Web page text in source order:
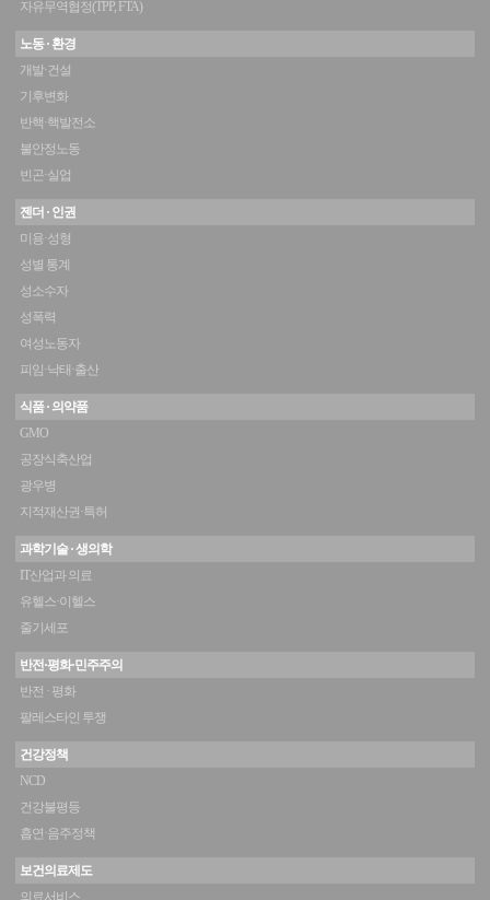
자유무역협정(TPP, FTA)
노동 · 환경
개발·건설
기후변화
반핵·핵발전소
불안정노동
빈곤·실업
젠더 · 인권
미용·성형
성별 통계
성소수자
성폭력
여성노동자
피임·낙태·출산
식품 · 의약품
GMO
공장식축산업
광우병
지적재산권·특허
과학기술 · 생의학
IT산업과 의료
유헬스·이헬스
줄기세포
반전·평화·민주주의
반전 · 평화
팔레스타인 투쟁
건강정책
NCD
건강불평등
흡연·음주정책
보건의료제도
의료서비스